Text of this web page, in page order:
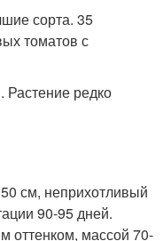
Растение редко
см, неприхотливый
90-95 дней.
оттенком, массой 70-